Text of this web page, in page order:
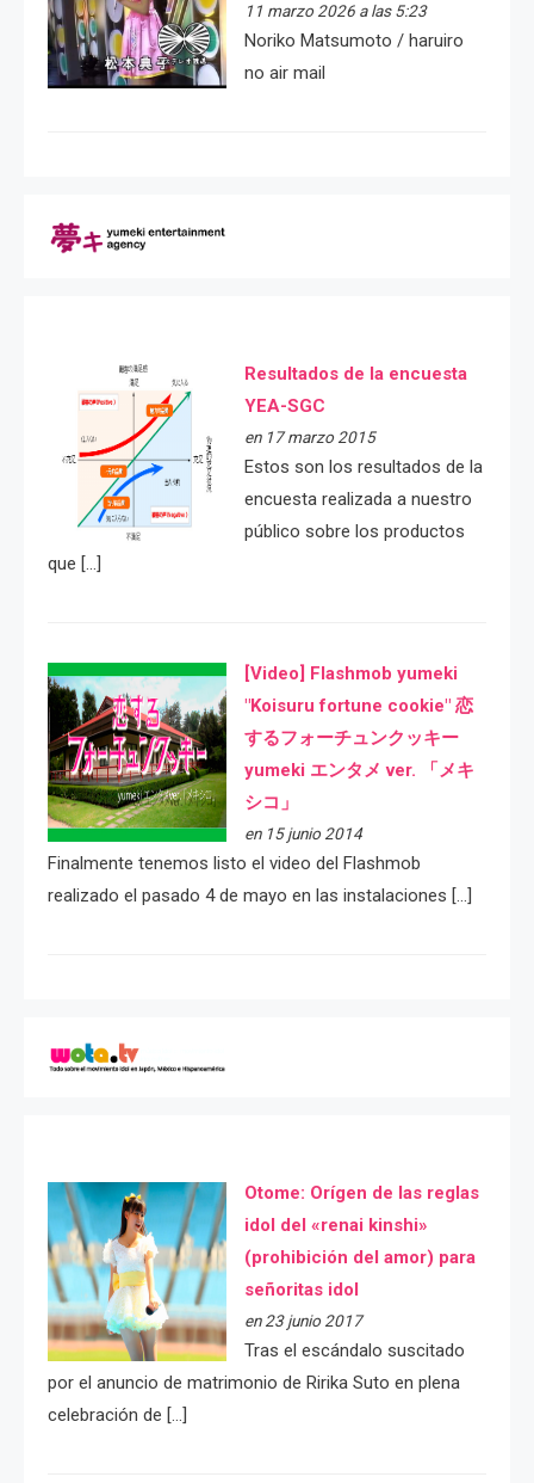
11 marzo 2026 a las 5:23
Noriko Matsumoto / haruiro
no air mail
Resultados de la encuesta
YEA-SGC
en 17 marzo 2015
Estos son los resultados de la
encuesta realizada a nuestro
público sobre los productos
que […]
[Video] Flashmob yumeki
"Koisuru fortune cookie" 恋
するフォーチュンクッキー
yumeki エンタメ ver. 「メキ
シコ」
en 15 junio 2014
Finalmente tenemos listo el video del Flashmob
realizado el pasado 4 de mayo en las instalaciones […]
Otome: Orígen de las reglas
idol del «renai kinshi»
(prohibición del amor) para
señoritas idol
en 23 junio 2017
Tras el escándalo suscitado
por el anuncio de matrimonio de Ririka Suto en plena
celebración de […]